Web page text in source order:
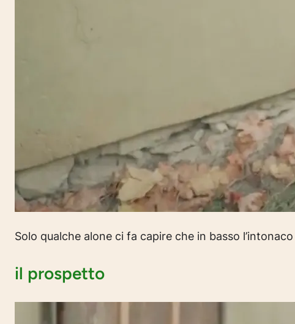
Solo qualche alone ci fa capire che in basso
il prospetto